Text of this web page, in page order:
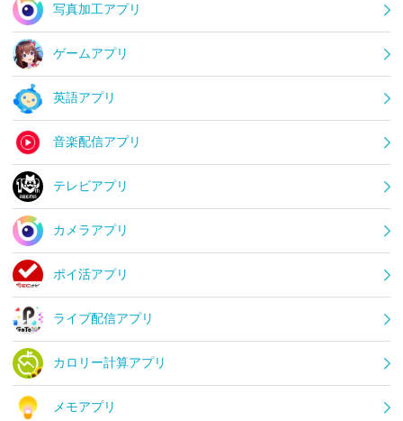
写真加工アプリ
ゲームアプリ
英語アプリ
音楽配信アプリ
テレビアプリ
カメラアプリ
ポイ活アプリ
ライブ配信アプリ
カロリー計算アプリ
メモアプリ